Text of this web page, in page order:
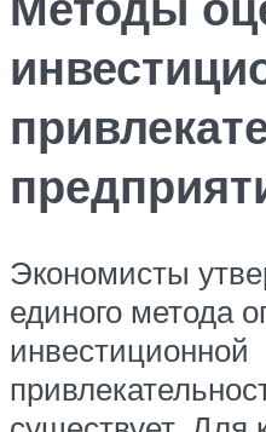
Экономисты
единого метода
инвестиционной